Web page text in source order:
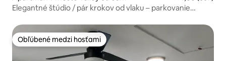
Elegantné štúdio / pár krokov od vlaku – parkovanie
Obľúbené medzi hosťami
Obľúbené medzi hosťami